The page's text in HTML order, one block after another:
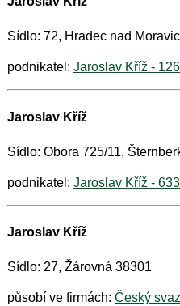
Sídlo: 72, Hradec nad
podnikatel: Jaroslav Kříž -
Jaroslav Kříž
Sídlo: Obora 725/11,
podnikatel: Jaroslav Kříž -
Jaroslav Kříž
Sídlo: 27, Žárovná 38301
působí ve firmách: Český